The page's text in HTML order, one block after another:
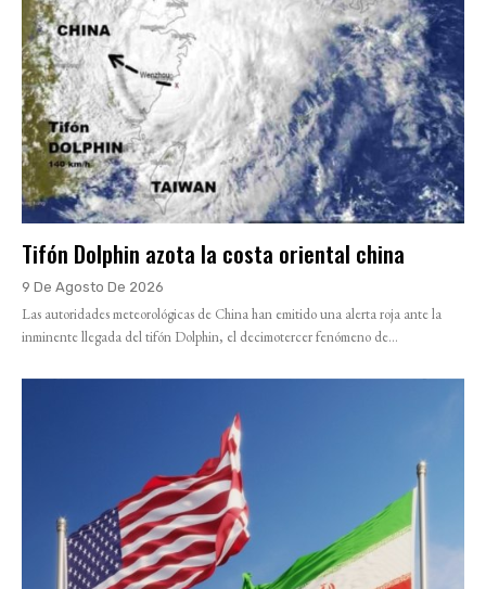
Tifón Dolphin azota la costa oriental china
9 De Agosto De 2026
Las autoridades meteorológicas de China han emitido una alerta roja ante la
inminente llegada del tifón Dolphin, el decimotercer fenómeno de...